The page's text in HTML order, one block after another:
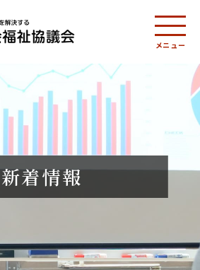
メニュー
新着情報